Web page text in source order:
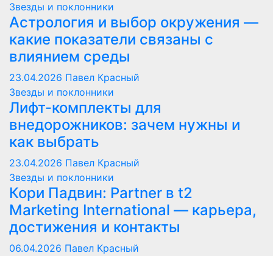
Звезды и поклонники
Астрология и выбор окружения —
какие показатели связаны с
влиянием среды
23.04.2026 Павел Красный
Звезды и поклонники
Лифт-комплекты для
внедорожников: зачем нужны и
как выбрать
23.04.2026 Павел Красный
Звезды и поклонники
Кори Падвин: Partner в t2
Marketing International — карьера,
достижения и контакты
06.04.2026 Павел Красный